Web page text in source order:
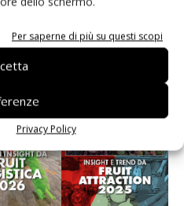
Per saperne di più su questi scopi
Privacy Policy